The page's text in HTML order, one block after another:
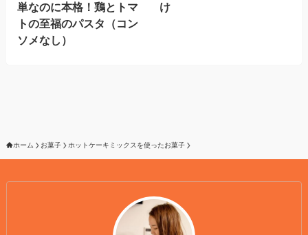
単なのに本格！鶏とトマ
トの至福のパスタ（コン
ソメなし）
け
ホーム お菓子 ホットケーキミックスを使ったお菓子